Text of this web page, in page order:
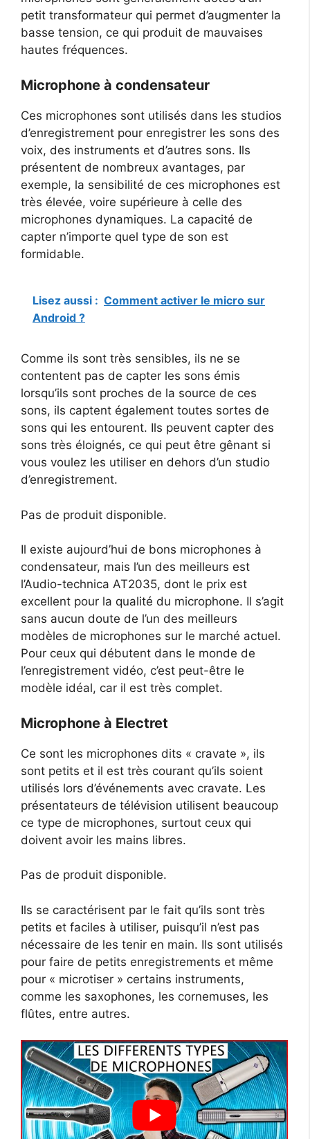
petit transformateur qui permet d’augmenter la
basse tension, ce qui produit de mauvaises
hautes fréquences.
Microphone à condensateur
Ces microphones sont utilisés dans les studios
d’enregistrement pour enregistrer les sons des
voix, des instruments et d’autres sons. Ils
présentent de nombreux avantages, par
exemple, la sensibilité de ces microphones est
très élevée, voire supérieure à celle des
microphones dynamiques. La capacité de
capter n’importe quel type de son est
formidable.
Lisez aussi : Comment activer le micro sur
Android ?
Comme ils sont très sensibles, ils ne se
contentent pas de capter les sons émis
lorsqu’ils sont proches de la source de ces
sons, ils captent également toutes sortes de
sons qui les entourent. Ils peuvent capter des
sons très éloignés, ce qui peut être gênant si
vous voulez les utiliser en dehors d’un studio
d’enregistrement.
Pas de produit disponible.
Il existe aujourd’hui de bons microphones à
condensateur, mais l’un des meilleurs est
l’Audio-technica AT2035, dont le prix est
excellent pour la qualité du microphone. Il s’agit
sans aucun doute de l’un des meilleurs
modèles de microphones sur le marché actuel.
Pour ceux qui débutent dans le monde de
l’enregistrement vidéo, c’est peut-être le
modèle idéal, car il est très complet.
Microphone à Electret
Ce sont les microphones dits « cravate », ils
sont petits et il est très courant qu’ils soient
utilisés lors d’événements avec cravate. Les
présentateurs de télévision utilisent beaucoup
ce type de microphones, surtout ceux qui
doivent avoir les mains libres.
Pas de produit disponible.
Ils se caractérisent par le fait qu’ils sont très
petits et faciles à utiliser, puisqu’il n’est pas
nécessaire de les tenir en main. Ils sont utilisés
pour faire de petits enregistrements et même
pour « microtiser » certains instruments,
comme les saxophones, les cornemuses, les
flûtes, entre autres.